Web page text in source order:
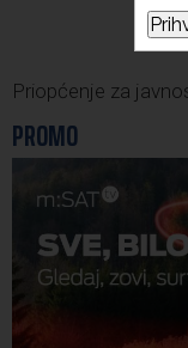
Priopćenje za
PROMO